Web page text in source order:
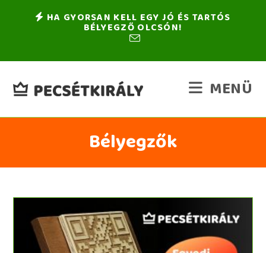
HA GYORSAN KELL EGY JÓ ÉS TARTÓS
BÉLYEGZŐ OLCSÓN!
MENÜ
Bélyegzők